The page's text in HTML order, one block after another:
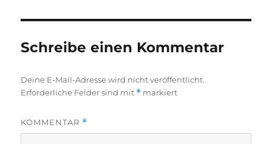
Schreibe einen Kommentar
Deine E-Mail-Adresse wird nicht veröffentlicht.
Erforderliche Felder sind mit * markiert
KOMMENTAR *